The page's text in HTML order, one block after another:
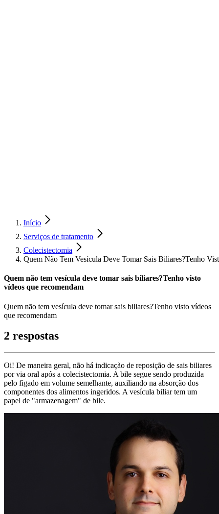
Início
Serviços de tratamento
Colecistectomia
Quem Não Tem Vesícula Deve Tomar Sais Biliares?Tenho
Quem não tem vesícula deve tomar sais biliares?Tenho visto
vídeos que recomendam
Quem não tem vesícula deve tomar sais biliares?Tenho visto vídeos
que recomendam
2 respostas
Oi! De maneira geral, não há indicação de reposição de sais biliares
por via oral após a colecistectomia. A bile segue sendo produzida
pelo fígado em volume semelhante, auxiliando na absorção dos
componentes dos alimentos ingeridos. A vesícula biliar tem um
papel de "armazenagem" de bile.